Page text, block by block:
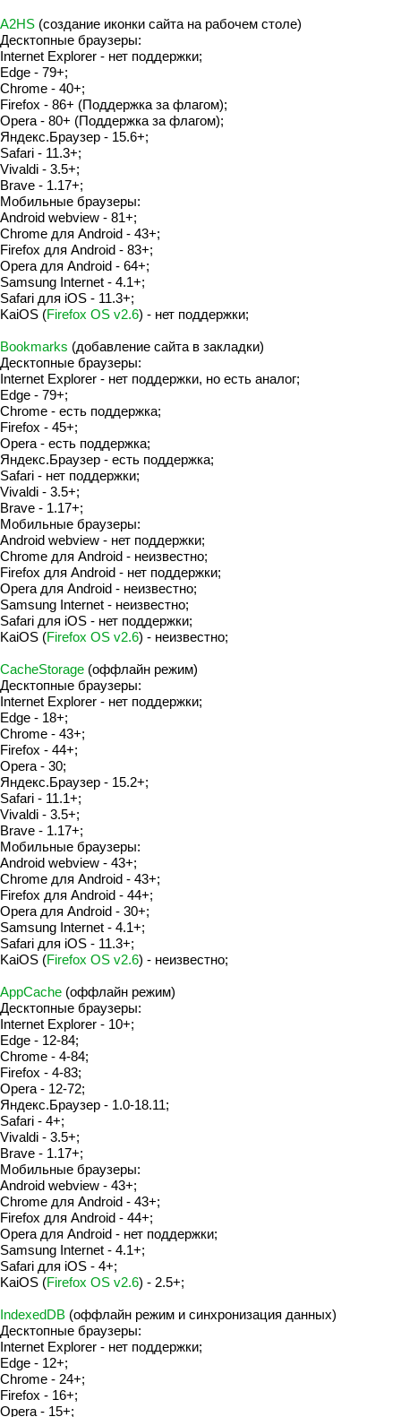
A2HS (создание иконки сайта на рабочем столе)
Десктопные браузеры:
Internet Explorer - нет поддержки;
Edge - 79+;
Chrome - 40+;
Firefox - 86+ (Поддержка за флагом);
Opera - 80+ (Поддержка за флагом);
Яндекс.Браузер - 15.6+;
Safari - 11.3+;
Vivaldi - 3.5+;
Brave - 1.17+;
Мобильные браузеры:
Android webview - 81+;
Chrome для Android - 43+;
Firefox для Android - 83+;
Opera для Android - 64+;
Samsung Internet - 4.1+;
Safari для iOS - 11.3+;
KaiOS (Firefox OS v2.6) - нет поддержки;
Bookmarks (добавление сайта в закладки)
Десктопные браузеры:
Internet Explorer - нет поддержки, но есть аналог;
Edge - 79+;
Chrome - есть поддержка;
Firefox - 45+;
Opera - есть поддержка;
Яндекс.Браузер - есть поддержка;
Safari - нет поддержки;
Vivaldi - 3.5+;
Brave - 1.17+;
Мобильные браузеры:
Android webview - нет поддержки;
Chrome для Android - неизвестно;
Firefox для Android - нет поддержки;
Opera для Android - неизвестно;
Samsung Internet - неизвестно;
Safari для iOS - нет поддержки;
KaiOS (Firefox OS v2.6) - неизвестно;
CacheStorage (оффлайн режим)
Десктопные браузеры:
Internet Explorer - нет поддержки;
Edge - 18+;
Chrome - 43+;
Firefox - 44+;
Opera - 30;
Яндекс.Браузер - 15.2+;
Safari - 11.1+;
Vivaldi - 3.5+;
Brave - 1.17+;
Мобильные браузеры:
Android webview - 43+;
Chrome для Android - 43+;
Firefox для Android - 44+;
Opera для Android - 30+;
Samsung Internet - 4.1+;
Safari для iOS - 11.3+;
KaiOS (Firefox OS v2.6) - неизвестно;
AppCache (оффлайн режим)
Десктопные браузеры:
Internet Explorer - 10+;
Edge - 12-84;
Chrome - 4-84;
Firefox - 4-83;
Opera - 12-72;
Яндекс.Браузер - 1.0-18.11;
Safari - 4+;
Vivaldi - 3.5+;
Brave - 1.17+;
Мобильные браузеры:
Android webview - 43+;
Chrome для Android - 43+;
Firefox для Android - 44+;
Opera для Android - нет поддержки;
Samsung Internet - 4.1+;
Safari для iOS - 4+;
KaiOS (Firefox OS v2.6) - 2.5+;
IndexedDB (оффлайн режим и синхронизация данных)
Десктопные браузеры:
Internet Explorer - нет поддержки;
Edge - 12+;
Chrome - 24+;
Firefox - 16+;
Opera - 15+;